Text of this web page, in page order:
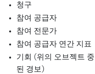
청구
참여 공급자
참여 전문가
참여 공급자 연간 지표
기회 (위의 오브젝트
된 경보)